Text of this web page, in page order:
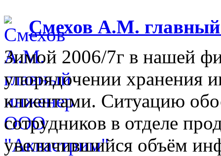
Смехов А.М.
Зимой 2006/7г в нашей
упорядочении хранения
клиентами. Ситуацию
сотрудников в отделе
увеличившийся объём